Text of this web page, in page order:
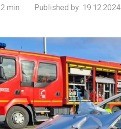
2 min Published by: 19.12.2024